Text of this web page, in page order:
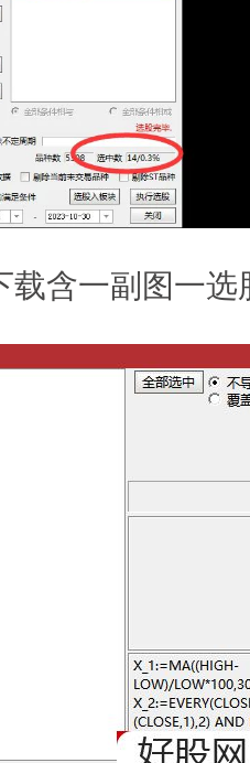
载含一副图一